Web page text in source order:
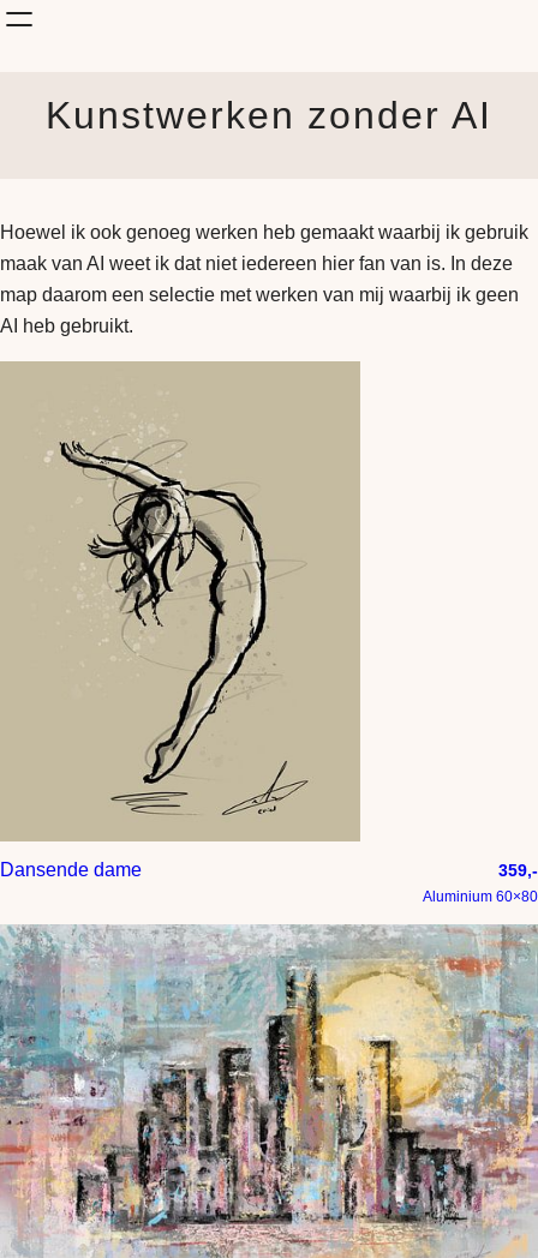
Onderwerp
How it is made
Jouw Muur
Kunstwerken zonder AI
Hoewel ik ook genoeg werken heb gemaakt waarbij ik gebruik
maak van AI weet ik dat niet iedereen hier fan van is. In deze
map daarom een selectie met werken van mij waarbij ik geen
AI heb gebruikt.
Dansende dame 359,-
Aluminium 60×80